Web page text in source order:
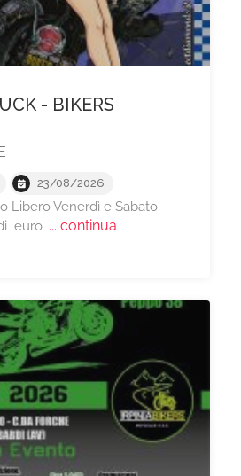
- BIKERS
23/08/2026
Libero Venerdì e Sabato
euro... continua